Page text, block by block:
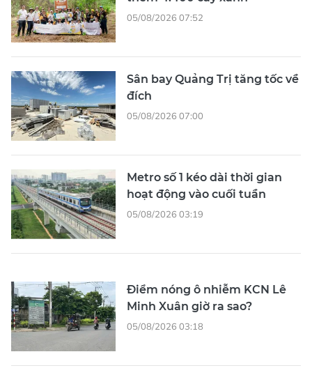
05/08/2026 07:52
Sân bay Quảng Trị tăng tốc về
đích
05/08/2026 07:00
Metro số 1 kéo dài thời gian
hoạt động vào cuối tuần
05/08/2026 03:19
Điểm nóng ô nhiễm KCN Lê
Minh Xuân giờ ra sao?
05/08/2026 03:18